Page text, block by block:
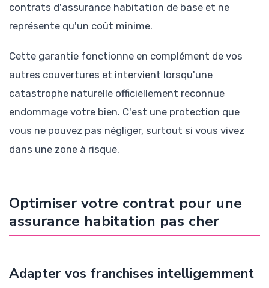
contrats d'assurance habitation de base et ne
représente qu'un coût minime.
Cette garantie fonctionne en complément de vos
autres couvertures et intervient lorsqu'une
catastrophe naturelle officiellement reconnue
endommage votre bien. C'est une protection que
vous ne pouvez pas négliger, surtout si vous vivez
dans une zone à risque.
Optimiser votre contrat pour une
assurance habitation pas cher
Adapter vos franchises intelligemment